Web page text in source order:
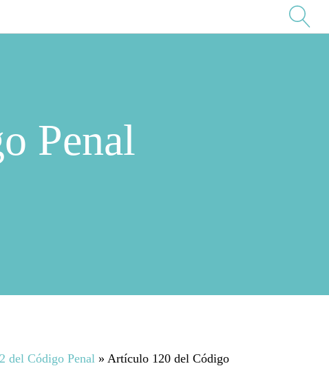
Penal
del Código Penal» Artículo 120 del Código